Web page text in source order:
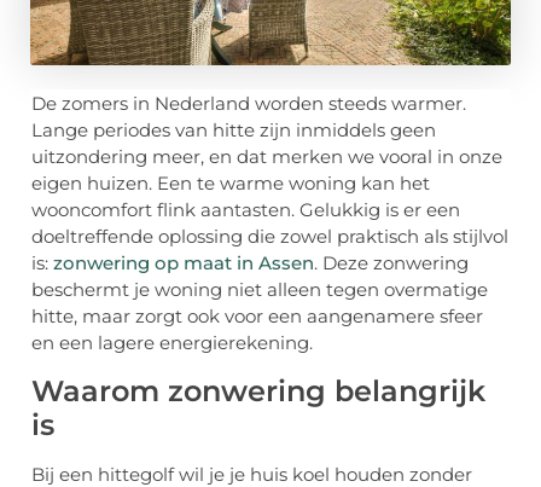
De zomers in Nederland worden steeds warmer.
Lange periodes van hitte zijn inmiddels geen
uitzondering meer, en dat merken we vooral in onze
eigen huizen. Een te warme woning kan het
wooncomfort flink aantasten. Gelukkig is er een
doeltreffende oplossing die zowel praktisch als stijlvol
is: zonwering op maat in Assen. Deze zonwering
beschermt je woning niet alleen tegen overmatige
hitte, maar zorgt ook voor een aangenamere sfeer
en een lagere energierekening.
Waarom zonwering belangrijk
is
Bij een hittegolf wil je je huis koel houden zonder